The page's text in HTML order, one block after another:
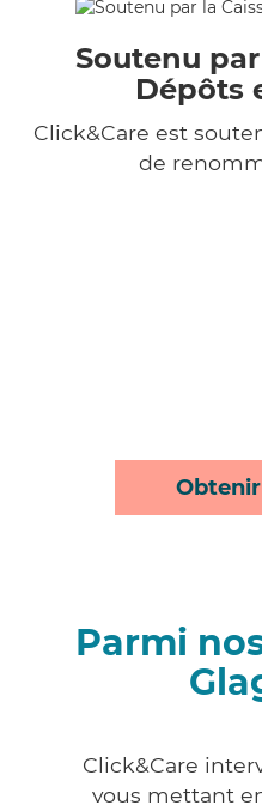
Soutenu
Dépôts
Click&Care est
de
Parmi
Click&Care
vous mettant